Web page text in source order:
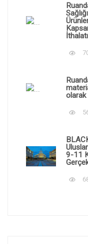
olarak
9-11